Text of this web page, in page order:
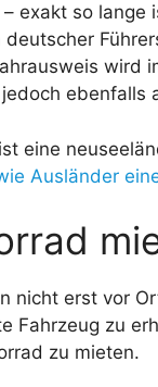
exakt so lange
deutscher
wird
ebenfalls
eine
Ausländer
nicht erst vor
Fahrzeug zu
zu mieten.